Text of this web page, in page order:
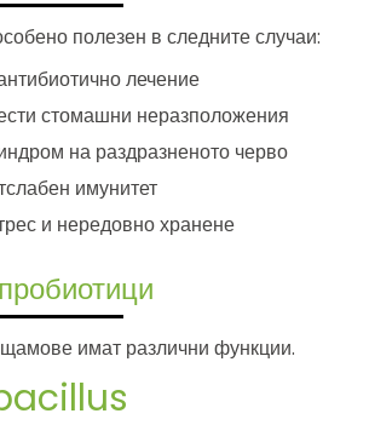
полезен в следните случаи:
лечение
стомашни неразположения
на раздразненото черво
имунитет
и нередовно хранене
имат различни функции.